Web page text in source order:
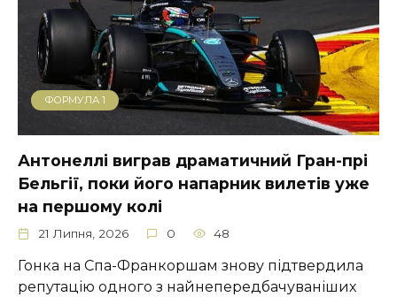
ФОРМУЛА 1
Антонеллі виграв драматичний Гран-прі
Бельгії, поки його напарник вилетів уже
на першому колі
21 Липня, 2026 0 48
Гонка на Спа-Франкоршам знову підтвердила
репутацію одного з найнепередбачуваніших